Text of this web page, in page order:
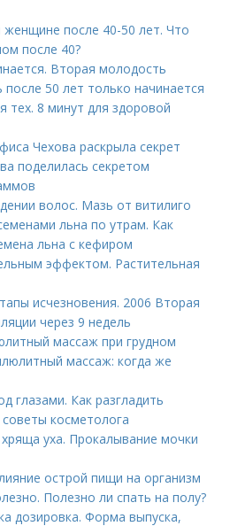
после 40-50 лет. Что
после 40?
Вторая молодость
50 лет только начинается
тех. 8 минут для здоровой
Чехова раскрыла секрет
поделилась секретом
волос. Мазь от витилиго
льна по утрам. Как
льна с кефиром
эффектом. Растительная
исчезновения. 2006 Вторая
через 9 недель
массаж при грудном
массаж: когда же
глазами. Как разгладить
косметолога
уха. Прокалывание мочки
острой пищи на организм
Полезно ли спать на полу?
дозировка. Форма выпуска,